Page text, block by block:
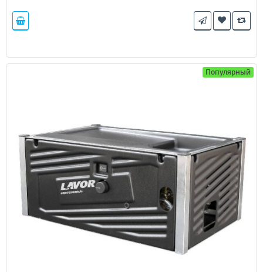
Популярный